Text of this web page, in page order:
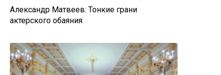
Александр Матвеев: Тонкие грани
актерского обаяния